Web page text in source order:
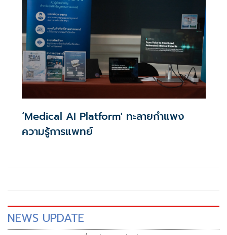
ภาคใต้ ภายใต้โครงการ South Innovation Bridge การเชื่อม
โยงเครือข่ายนวัตกรรมสู่การพัฒนาเศรษฐกิจภาคใต้ โดยมีผู้
บริหารมหาวิทยาลัยในพื้นที่ภาคใต้ นักวิจัย
‘Medical AI Platform' ทะลายกำแพง
ความรู้การแพทย์
NEWS UPDATE